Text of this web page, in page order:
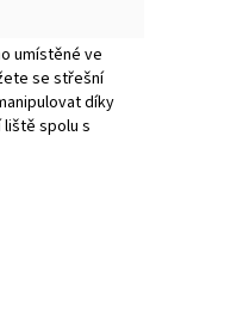
umístěné ve
se střešní
díky
liště spolu s